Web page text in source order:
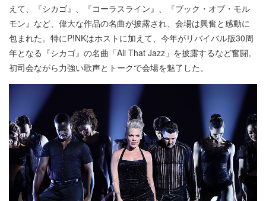
えて、『シカゴ』、『コーラスライン』、『ブック・オブ・モル
モン』など、偉大な作品の名曲が披露され、会場は興奮と感動に
包まれた。特にP!NKはホストに加えて、今年がリバイバル版30周
年となる『シカゴ』の名曲「All That Jazz」を披露するなど奮闘。
初司会ながら力強い歌声とトークで会場を魅了した。